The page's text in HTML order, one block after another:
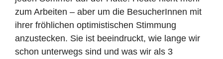
zum Arbeiten – aber um die BesucherInnen mit
ihrer fröhlichen optimistischen Stimmung
anzustecken. Sie ist beeindruckt, wie lange wir
schon unterwegs sind und was wir als 3